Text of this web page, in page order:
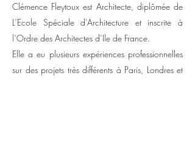
Clémence Fleytoux est Architecte, diplômée de
L’Ecole Spéciale d’Architecture et inscrite à
l‘Ordre des Architectes d’Ile de France.
Elle a eu plusieurs expériences professionnelles
sur des projets très différents à Paris, Londres et